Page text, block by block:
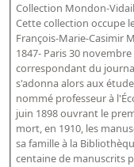
France
Dictionnaire de la BnF
Dictionnaire BnF
Dictionnaire BnF :
Dictionnaire des
provenances
Collection Mondon-
Cette collection occupe
François-Marie-Casimir
1847- Paris 30
correspondant du
s'adonna alors aux
nommé professeur à
juin 1898 ouvrant le
mort, en 1910, les
sa famille à la
centaine de manuscrits